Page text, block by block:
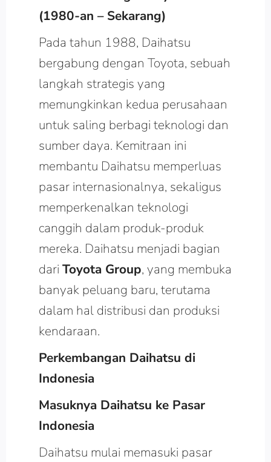
(1980-an – Sekarang)
Pada tahun 1988, Daihatsu
bergabung dengan Toyota, sebuah
langkah strategis yang
memungkinkan kedua perusahaan
untuk saling berbagi teknologi dan
sumber daya. Kemitraan ini
membantu Daihatsu memperluas
pasar internasionalnya, sekaligus
memperkenalkan teknologi
canggih dalam produk-produk
mereka. Daihatsu menjadi bagian
dari Toyota Group, yang membuka
banyak peluang baru, terutama
dalam hal distribusi dan produksi
kendaraan.
Perkembangan Daihatsu di
Indonesia
Masuknya Daihatsu ke Pasar
Indonesia
Daihatsu mulai memasuki pasar